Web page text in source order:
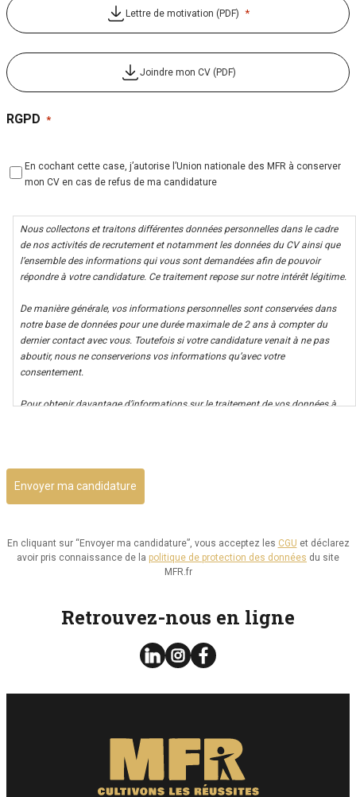
Lettre de motivation (PDF) *
Joindre mon CV (PDF)
RGPD *
En cochant cette case, j’autorise l’Union nationale des MFR à conserver
mon CV en cas de refus de ma candidature
Nous collectons et traitons différentes données personnelles dans le cadre
de nos activités de recrutement et notamment les données du CV ainsi que
l’ensemble des informations qui vous sont demandées afin de pouvoir
répondre à votre candidature. Ce traitement repose sur notre intérêt légitime.
De manière générale, vos informations personnelles sont conservées dans
notre base de données pour une durée maximale de 2 ans à compter du
dernier contact avec vous. Toutefois si votre candidature venait à ne pas
aboutir, nous ne conserverions vos informations qu’avec votre
consentement.
Pour obtenir davantage d’informations sur le traitement de vos données à
Il vous est possible d’avoir un accès à vos données, ainsi que de les rectifier,
ou d’exercer votre droit à la limitation de leur utilisation. Par ailleurs, vous
disposez d’un droit d’opposition à cette utilisation et d’effacement de ces
Vous pouvez consulter le site de la CNIL.fr ou
Vous pouvez exercer les droits ci-dessus présentés en contactant notre
délégué à la protection des données à l’adresse dpo@mfr.asso.fr
En cliquant sur “Envoyer ma candidature”, vous acceptez les CGU et déclarez
avoir pris connaissance de la politique de protection des données du site
MFR.fr
Retrouvez-nous en ligne